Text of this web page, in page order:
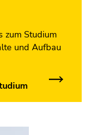
zum Studium
und Aufbau